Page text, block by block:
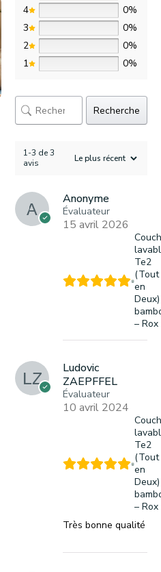
4
0%
3
0%
2
0%
1
0%
Recherche
1-3 de 3
avis
Anonyme
Évaluateur
15 avril 2026
Te2
(Tout
en
Deux)
– Rox
Ludovic
ZAEPFFEL
Évaluateur
10 avril 2024
Te2
(Tout
en
Deux)
– Rox
Très bonne qualité